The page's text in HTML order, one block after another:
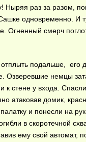
Ныряя раз за разом,
одновременно. И
Огненный смерч
подальше, его
Озверевшие немцы
к стене у входа.
атаковав домик,
и понесли на
в скоротечной
ему свой